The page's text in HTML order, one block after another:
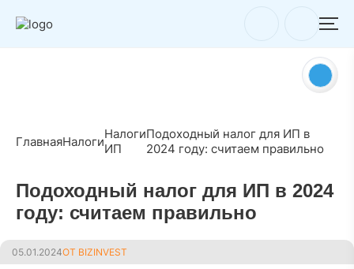
ГлавнаяНалогиНалоги
ИП
Подоходный налог для ИП в
2024 году: считаем правильно
Подоходный налог для ИП в 2024
году: считаем правильно
05.01.2024ОТ BIZINVEST